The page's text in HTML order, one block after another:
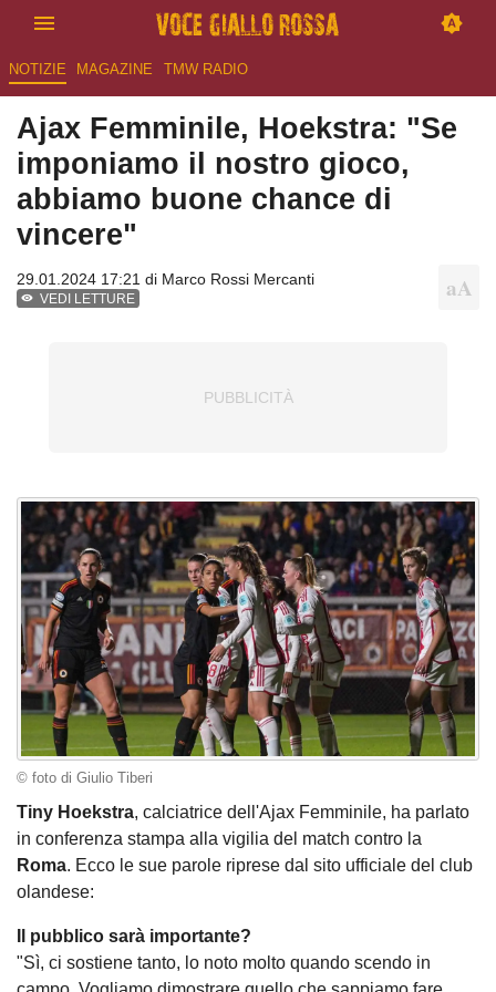
NOTIZIE MAGAZINE TMW RADIO
Ajax Femminile, Hoekstra: "Se
imponiamo il nostro gioco,
abbiamo buone chance di
vincere"
29.01.2024 17:21 di Marco Rossi Mercanti
VEDI LETTURE
© foto di Giulio Tiberi
Tiny Hoekstra, calciatrice dell'Ajax Femminile, ha parlato
in conferenza stampa alla vigilia del match contro la
Roma. Ecco le sue parole riprese dal sito ufficiale del club
olandese:
Il pubblico sarà importante?
"Sì, ci sostiene tanto, lo noto molto quando scendo in